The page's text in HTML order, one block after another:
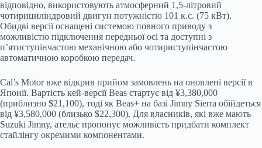
відповідно, використовують атмосферний 1,5-літровий
чотирициліндровий двигун потужністю 101 к.с. (75 кВт).
Обидві версії оснащені системою повного приводу з
можливістю підключення передньої осі та доступні з
п’ятиступінчастою механічною або чотириступінчастою
автоматичною коробкою передач.
Cal’s Motor вже відкрив прийом замовлень на оновлені версії в
Японії. Вартість кей-версії Beas стартує від ¥3,380,000
(приблизно $21,100), тоді як Beas+ на базі Jimny Sierra обійдеться
від ¥3,580,000 (близько $22,300). Для власників, які вже мають
Suzuki Jimny, ательє пропонує можливість придбати комплект
стайлінгу окремими компонентами.